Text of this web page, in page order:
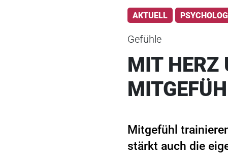
AKTUELL
Gefühle
MIT HERZ
Mitgefühl
stärkt auch die